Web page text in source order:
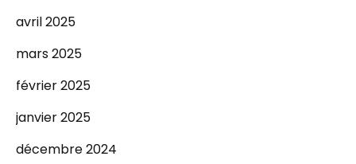
avril 2025
mars 2025
février 2025
janvier 2025
décembre 2024